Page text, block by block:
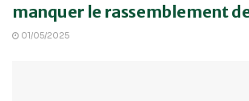
manquer le rassemblement
01/05/2025